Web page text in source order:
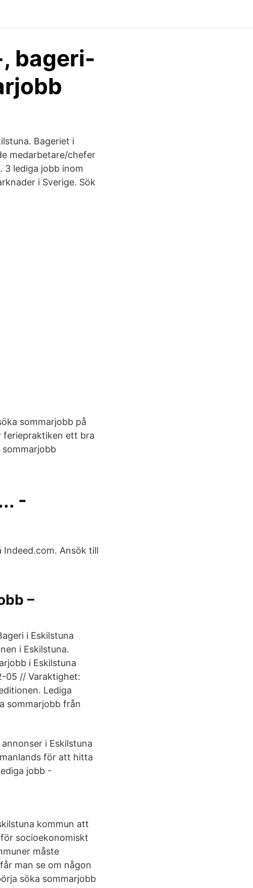
bageri-
Bageriet i
medarbetare/chefer
3 lediga jobb inom
i Sverige. Sök
sommarjobb på
feriepraktiken ett bra
-
Ansök till
–
i Eskilstuna
i Eskilstuna.
i Eskilstuna
05 // Varaktighet:
Lediga
sommarjobb från
i Eskilstuna
för att hitta
jobb -
kommun att
socioekonomiskt
måste
man se om någon
söka sommarjobb